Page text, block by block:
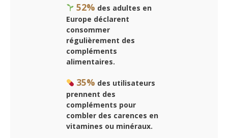
52% des adultes en
Europe déclarent
consommer
régulièrement des
compléments
alimentaires.
35% des utilisateurs
prennent des
compléments pour
combler des carences en
vitamines ou minéraux.